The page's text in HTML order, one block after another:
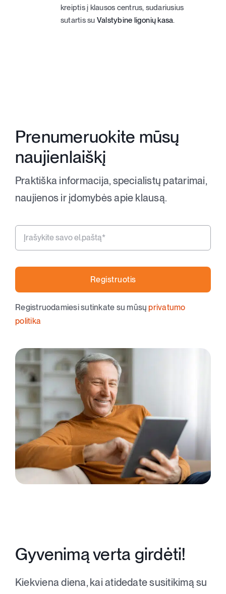
kreiptis į klausos centrus, sudariusius
sutartis su Valstybine ligonių kasa.
Prenumeruokite mūsų
naujienlaiškį
Praktiška informacija, specialistų patarimai,
naujienos ir įdomybės apie klausą.
Registruotis
Registruodamiesi sutinkate su mūsųprivatumo
politika
Gyvenimą verta girdėti!
Kiekviena diena, kai atidedate susitikimą su